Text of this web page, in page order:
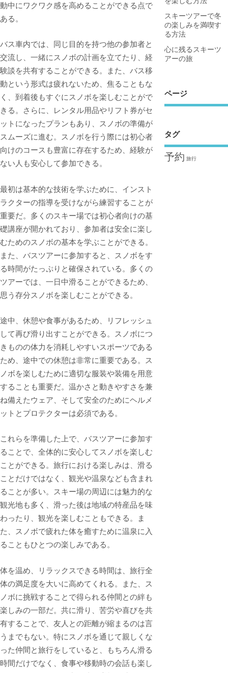
動中にワクワク感を高めることができる点で
ある。
バス車内では、同じ目的を持つ他の参加者と
交流し、一緒にスノボの計画を立てたり、経
験談を共有することができる。また、バス移
動という形式は疲れないため、焦ることもな
く、到着後もすぐにスノボを楽しむことがで
きる。さらに、レンタル用品やリフト券がセ
ットになったプランもあり、スノボの準備が
スムーズに進む。スノボを行う際には初心者
向けのコースも豊富に存在するため、経験が
ない人も安心して参加できる。
最初は基本的な技術を学ぶために、インスト
ラクターの指導を受けながら練習することが
重要だ。多くのスキー場では初心者向けの基
礎講座が開かれており、参加者は安全に楽し
むためのスノボの基本を学ぶことができる。
また、バスツアーに参加すると、スノボをす
る時間がたっぷりと確保されている。多くの
ツアーでは、一日中滑ることができるため、
思う存分スノボを楽しむことができる。
途中、休憩や食事があるため、リフレッシュ
して再び滑り出すことができる。スノボにつ
きものの体力を消耗しやすいスポーツである
ため、途中での休憩は非常に重要である。ス
ノボを楽しむために適切な服装や装備を用意
することも重要だ。温かさと動きやすさを兼
ね備えたウェア、そして安全のためにヘルメ
ットとプロテクターは必須である。
これらを準備した上で、バスツアーに参加す
ることで、全体的に安心してスノボを楽しむ
ことができる。旅行における楽しみは、滑る
ことだけではなく、観光や温泉なども含まれ
ることが多い。スキー場の周辺には魅力的な
観光地も多く、滑った後は地域の特産品を味
わったり、観光を楽しむこともできる。ま
た、スノボで疲れた体を癒すために温泉に入
ることもひとつの楽しみである。
体を温め、リラックスできる時間は、旅行全
体の満足度を大いに高めてくれる。また、ス
ノボに挑戦することで得られる仲間との絆も
楽しみの一部だ。共に滑り、苦労や喜びを共
有することで、友人との距離が縮まるのは言
うまでもない。特にスノボを通じて親しくな
った仲間と旅行をしていると、もちろん滑る
時間だけでなく、食事や移動時の会話も楽し
スキーツアーで冬
の楽しみを満喫す
る方法
心に残るスキーツ
アーの旅
ページ
タグ
予約 旅行